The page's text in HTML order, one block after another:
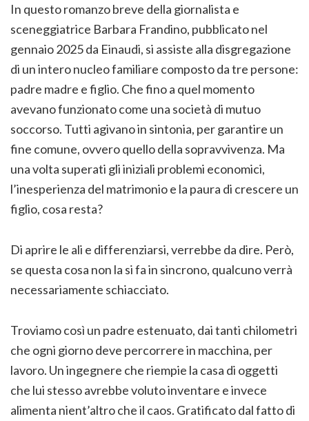
In questo romanzo breve della giornalista e
sceneggiatrice Barbara Frandino, pubblicato nel
gennaio 2025 da Einaudi, si assiste alla disgregazione
di un intero nucleo familiare composto da tre persone:
padre madre e figlio. Che fino a quel momento
avevano funzionato come una società di mutuo
soccorso. Tutti agivano in sintonia, per garantire un
fine comune, ovvero quello della sopravvivenza. Ma
una volta superati gli iniziali problemi economici,
l’inesperienza del matrimonio e la paura di crescere un
figlio, cosa resta?
Di aprire le ali e differenziarsi, verrebbe da dire. Però,
se questa cosa non la si fa in sincrono, qualcuno verrà
necessariamente schiacciato.
Troviamo così un padre estenuato, dai tanti chilometri
che ogni giorno deve percorrere in macchina, per
lavoro. Un ingegnere che riempie la casa di oggetti
che lui stesso avrebbe voluto inventare e invece
alimenta nient’altro che il caos. Gratificato dal fatto di